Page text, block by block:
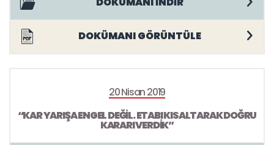
DOKÜMANI GÖRÜNTÜLE
20 Nisan 2019
“KAR YARIŞA ENGEL DEĞİL. ETABI KISALTARAK DOĞRU
KARARI VERDİK”